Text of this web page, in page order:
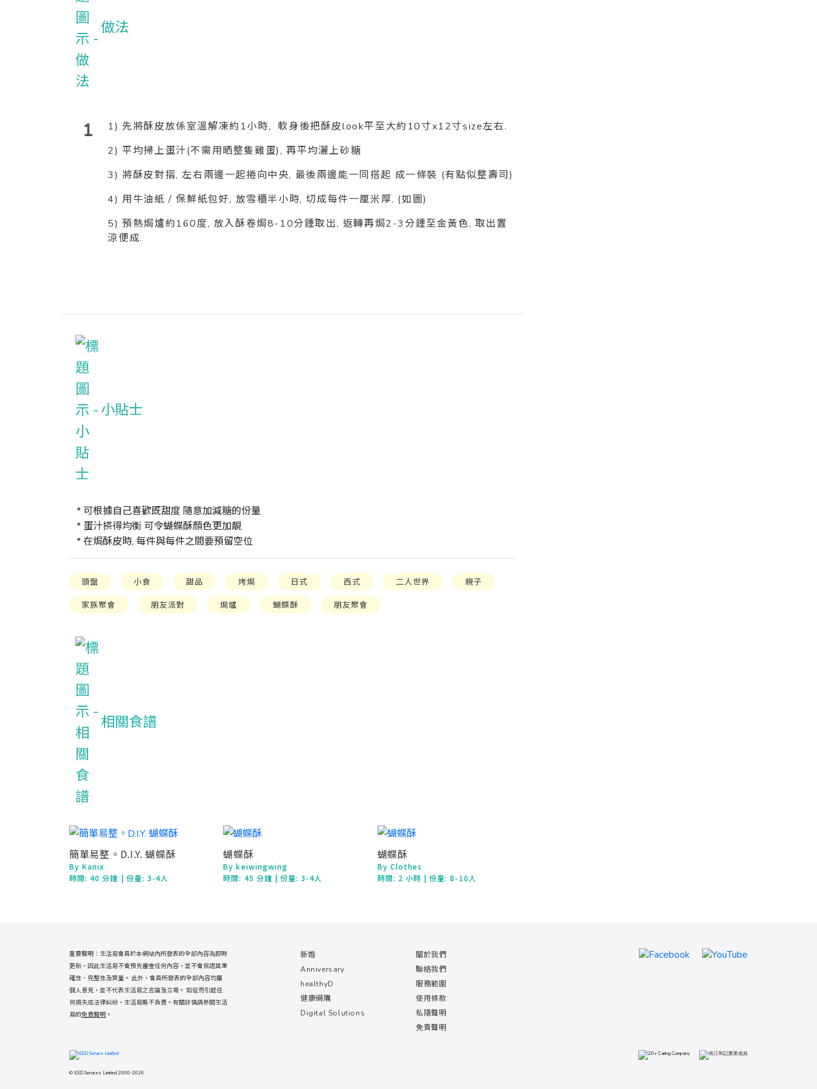
做法
1
1) 先將酥皮放係室溫解凍約1小時, 軟身後把酥皮look平至大約10寸x12寸size左右.
2) 平均掃上蛋汁(不需用晒整隻雞蛋), 再平均灑上砂糖
3) 將酥皮對摺, 左右兩邊一起捲向中央, 最後兩邊能一同搭起 成一條裝 (有點似整壽司)
4) 用牛油紙 / 保鮮紙包好, 放雪櫃半小時, 切成每件一厘米厚. (如圖)
5) 預熱焗爐約160度, 放入酥卷焗8-10分鍾取出, 返轉再焗2-3分鍾至金黃色, 取出置
涼便成.
小貼士
* 可根據自己喜歡既甜度 隨意加減糖的份量
* 蛋汁搽得均衡 可令蝴蝶酥顏色更加靚
* 在焗酥皮時, 每件與每件之間要預留空位
頭盤 小食 甜品 烤焗 日式 西式 二人世界 親子
家族聚會 朋友派對 焗爐 蝴蝶酥 朋友聚會
相關食譜
簡單易整。D.I.Y. 蝴蝶酥
By Kanix
時間:40 分鐘 | 份量: 3-4人
蝴蝶酥
By keiwingwing
時間: 45 分鐘 | 份量: 3-4人
蝴蝶酥
By Clothes
時間: 2 小時 | 份量: 8-10人
新婚
Anniversary
healthyD
健康網購
Digital Solutions
關於我們
聯絡我們
服務範圍
使用條款
私隱聲明
免責聲明
重要聲明：生活易會員於本網站內所發表的全部內容為即時
更新，因此生活易不會預先審查任何內容，並不會保證其準
確性、完整性及質量。 此外，會員所發表的全部內容均屬
個人意見，並不代表生活易之言論及立場。 如從而引起任
何損失或法律糾紛，生活易概不負責。有關詳情請參閱生活
易的免責聲明 。
© ESD Services Limited 2000-2026